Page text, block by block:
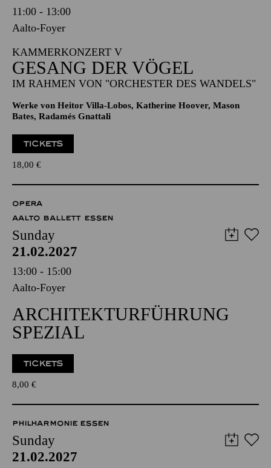
11:00 - 13:00
Aalto-Foyer
KAMMERKONZERT V
GESANG DER VÖGEL
IM RAHMEN VON "ORCHESTER DES WANDELS"
Werke von Heitor Villa-Lobos, Katherine Hoover, Mason
Bates, Radamés Gnattali
TICKETS
18,00 €
OPERA
AALTO BALLETT ESSEN
Sunday
21.02.2027
13:00 - 15:00
Aalto-Foyer
ARCHITEKTURFÜHRUNG
SPEZIAL
TICKETS
8,00 €
PHILHARMONIE ESSEN
Sunday
21.02.2027